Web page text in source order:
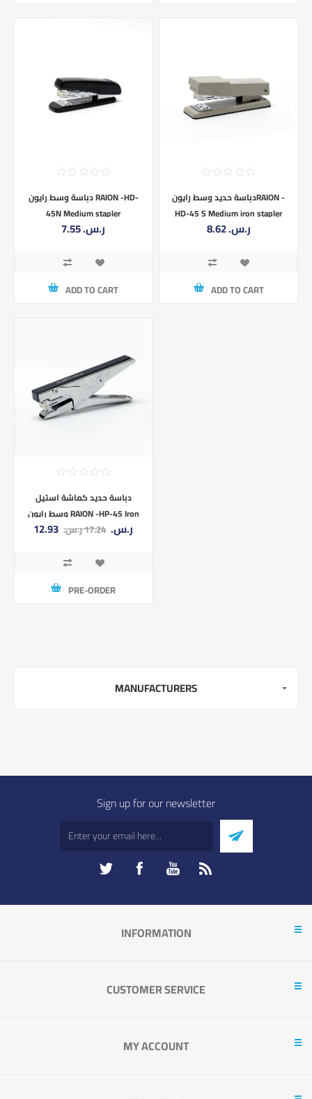
دباسة وسط رايون RAION -HD-
45N Medium stapler
7.55 ر.س.‏
ADD TO CART
دباسة حديد وسط رايونRAION -
HD-45 S Medium iron stapler
8.62 ر.س.‏
ADD TO CART
دباسة حديد كماشة استيل
وسط رايون RAION -HP-45 Iron
stapler, medium steel pliers
12.93 ر.س.‏ 17.24 ر.س.‏
PRE-ORDER
MANUFACTURERS
Sign up for our newsletter
INFORMATION
CUSTOMER SERVICE
MY ACCOUNT